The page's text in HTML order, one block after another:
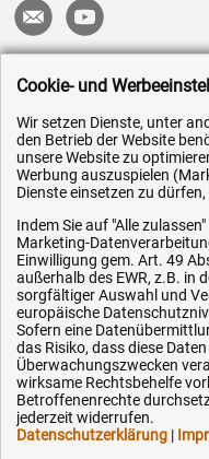
Hilfe & Service
Versandkosten
Zahlungsarten
Service
AGB / Widerrufsrecht
Datenschutz
Impressum
Karriere
OEM-Ersatzteile
Technik-Hilfe
Downloads
Kontakt
Cookie- und
Wir setzen Dienste, unter
den Betrieb der Website
unsere Website zu
Werbung auszuspielen
Dienste einsetzen zu
Indem Sie auf "Alle
Marketing-
Einwilligung gem. Art. 49
außerhalb des EWR, z.B. in
sorgfältiger Auswahl und
europäische
Sofern eine
das Risiko, dass diese
Überwachungszwecken
wirksame Rechtsbehelfe
Betroffenenrechte
jederzeit widerrufen.
Datenschutzerklärung |